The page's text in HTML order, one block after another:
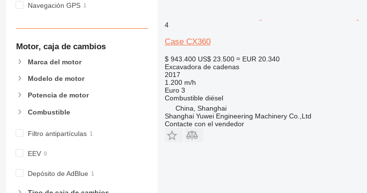
Navegación GPS
Motor, caja de cambios
Marca del motor
Modelo de motor
Potencia de motor
Combustible
Filtro antipartículas
EEV
Depósito de AdBlue
4
Case CX360
$ 943.400 US$ 23.500 ≈ EUR 20.340
Excavadora de cadenas
2017
1.200 m/h
Euro 3
Combustible diésel
China, Shanghai
Shanghai Yuwei Engineering Machinery Co.,Ltd
Contacte con el vendedor